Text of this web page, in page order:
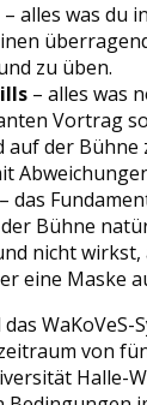
– alles was du
zu üben.
– alles was
Vortrag
auf der
das
Bühne
nicht wirkst,
eine Maske
von
Halle-